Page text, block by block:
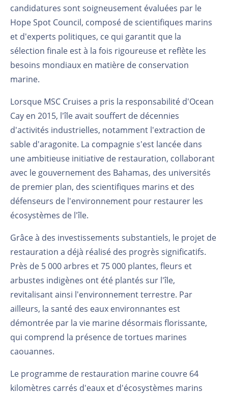
candidatures sont soigneusement évaluées par le
Hope Spot Council, composé de scientifiques marins
et d'experts politiques, ce qui garantit que la
sélection finale est à la fois rigoureuse et reflète les
besoins mondiaux en matière de conservation
marine.
Lorsque MSC Cruises a pris la responsabilité d'Ocean
Cay en 2015, l'île avait souffert de décennies
d'activités industrielles, notamment l'extraction de
sable d'aragonite. La compagnie s'est lancée dans
une ambitieuse initiative de restauration, collaborant
avec le gouvernement des Bahamas, des universités
de premier plan, des scientifiques marins et des
défenseurs de l'environnement pour restaurer les
écosystèmes de l'île.
Grâce à des investissements substantiels, le projet de
restauration a déjà réalisé des progrès significatifs.
Près de 5 000 arbres et 75 000 plantes, fleurs et
arbustes indigènes ont été plantés sur l'île,
revitalisant ainsi l'environnement terrestre. Par
ailleurs, la santé des eaux environnantes est
démontrée par la vie marine désormais florissante,
qui comprend la présence de tortues marines
caouannes.
Le programme de restauration marine couvre 64
kilomètres carrés d'eaux et d'écosystèmes marins